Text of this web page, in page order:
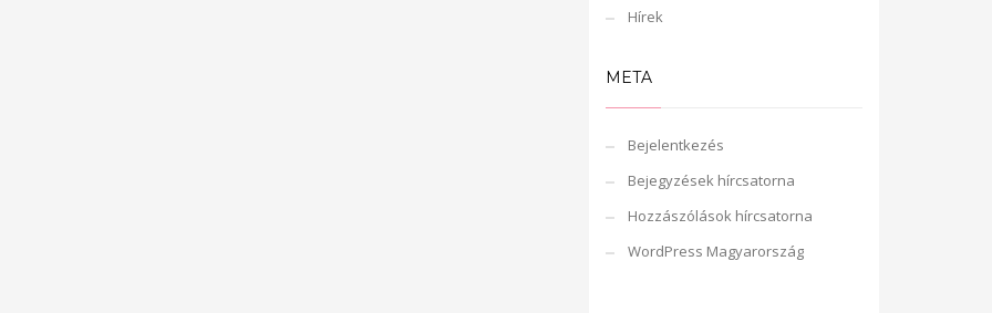
Hírek
META
Bejelentkezés
Bejegyzések hírcsatorna
Hozzászólások hírcsatorna
WordPress Magyarország